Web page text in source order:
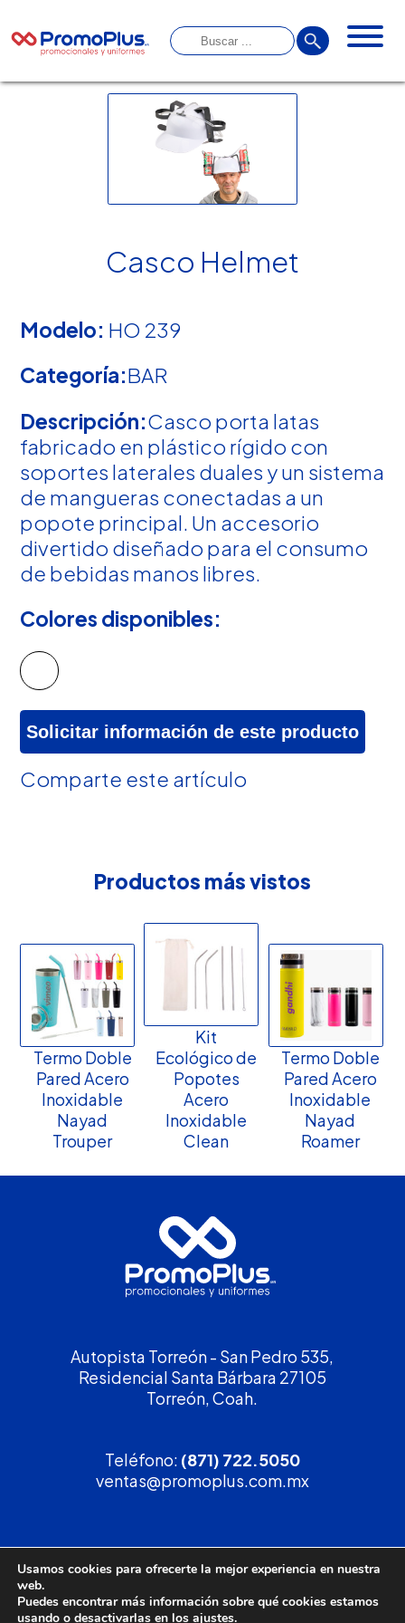
Casco Helmet
Modelo: HO 239
Categoría:BAR
Descripción:Casco porta latas
fabricado en plástico rígido con
soportes laterales duales y un sistema
de mangueras conectadas a un
popote principal. Un accesorio
divertido diseñado para el consumo
de bebidas manos libres.
Colores disponibles:
Solicitar información de este producto
Comparte este artículo
Productos más vistos
Termo Doble
Pared Acero
Inoxidable
Nayad
Trouper
Kit
Ecológico de
Popotes
Acero
Inoxidable
Clean
Termo Doble
Pared Acero
Inoxidable
Nayad
Roamer
Autopista Torreón - San Pedro 535,
Residencial Santa Bárbara 27105
Torreón, Coah.
Teléfono: (871) 722.5050
ventas@promoplus.com.mx
¡Solicita tucotización!
(800) 90 PROMO
Usamos cookies para ofrecerte la mejor experiencia en nuestra
web.
Puedes encontrar más información sobre qué cookies estamos
usando o desactivarlas en los ajustes.